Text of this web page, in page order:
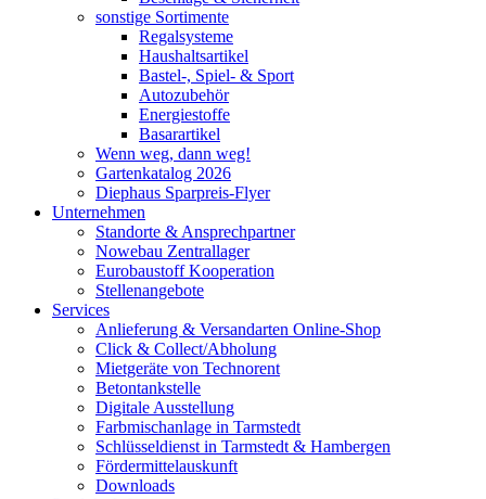
sonstige Sortimente
Regalsysteme
Haushaltsartikel
Bastel-, Spiel- & Sport
Autozubehör
Energiestoffe
Basarartikel
Wenn weg, dann weg!
Gartenkatalog 2026
Diephaus Sparpreis-Flyer
Unternehmen
Standorte & Ansprechpartner
Nowebau Zentrallager
Eurobaustoff Kooperation
Stellenangebote
Services
Anlieferung & Versandarten Online-Shop
Click & Collect/Abholung
Mietgeräte von Technorent
Betontankstelle
Digitale Ausstellung
Farbmischanlage in Tarmstedt
Schlüsseldienst in Tarmstedt & Hambergen
Fördermittelauskunft
Downloads